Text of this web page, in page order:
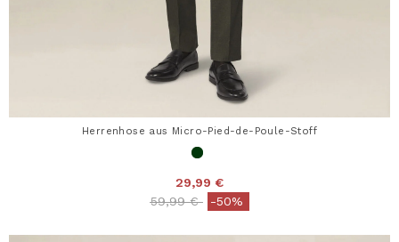
Herrenhose aus Micro-Pied-de-Poule-Stoff
29,99 €
Price reduced from
59,99 €to-50%